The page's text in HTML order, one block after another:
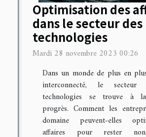
Optimisation des
dans le secteur
technologies
Mardi 28 novembre 2023 00:26
Dans un monde de plus en
interconnecté, le secteur
technologies se trouve à
progrès. Comment les
domaine peuvent-elles
affaires pour rester non